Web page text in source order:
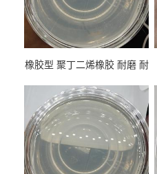
橡胶型 聚丁二烯橡胶 耐磨 耐
性